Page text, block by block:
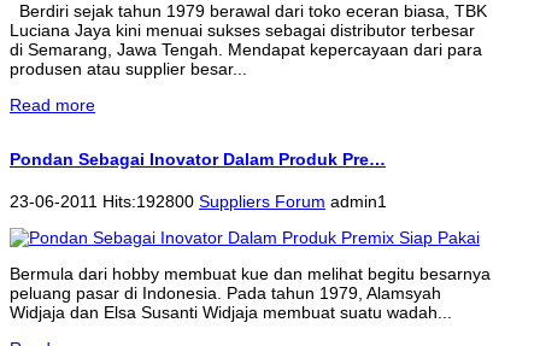
Berdiri sejak tahun 1979 berawal dari toko eceran biasa, TBK
Luciana Jaya kini menuai sukses sebagai distributor terbesar
di Semarang, Jawa Tengah. Mendapat kepercayaan dari para
produsen atau supplier besar...
Read more
Pondan Sebagai Inovator Dalam Produk Pre…
23-06-2011 Hits:192800 Suppliers Forum admin1
Bermula dari hobby membuat kue dan melihat begitu besarnya
peluang pasar di Indonesia. Pada tahun 1979, Alamsyah
Widjaja dan Elsa Susanti Widjaja membuat suatu wadah...